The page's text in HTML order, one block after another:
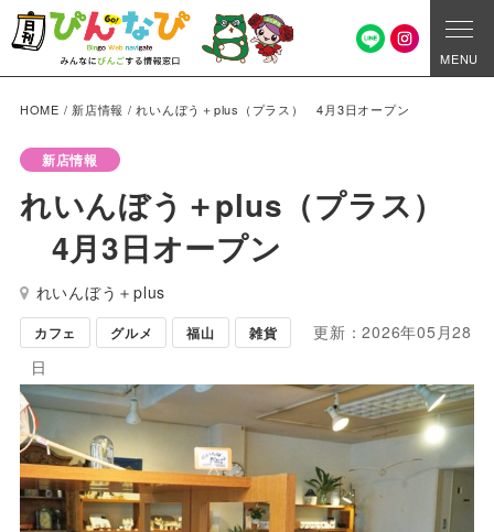
MENU
HOME / 新店情報 /れいんぼう＋plus（プラス） 4月3日オープン
新店情報
れいんぼう＋plus（プラス）
4月3日オープン
れいんぼう＋plus
カフェ グルメ 福山 雑貨
更新：2026年05月28
日